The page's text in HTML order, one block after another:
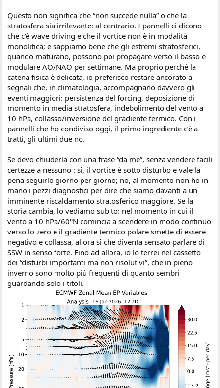
Questo non significa che “non succede nulla” o che la
stratosfera sia irrilevante: al contrario. I pannelli ci dicono
che c’è wave driving e che il vortice non è in modalità
monolitica; e sappiamo bene che gli estremi stratosferici,
quando maturano, possono poi propagare verso il basso e
modulare AO/NAO per settimane. Ma proprio perché la
catena fisica è delicata, io preferisco restare ancorato ai
segnali che, in climatologia, accompagnano davvero gli
eventi maggiori: persistenza del forcing, deposizione di
momento in media stratosfera, indebolimento del vento a
10 hPa, collasso/inversione del gradiente termico. Con i
pannelli che ho condiviso oggi, il primo ingrediente c’è a
tratti, gli ultimi due no.
Se devo chiuderla con una frase “da me”, senza vendere facili
certezze a nessuno : sì, il vortice è sotto disturbo e vale la
pena seguirlo giorno per giorno; no, al momento non ho in
mano i pezzi diagnostici per dire che siamo davanti a un
imminente riscaldamento stratosferico maggiore. Se la
storia cambia, lo vediamo subito: nel momento in cui il
vento a 10 hPa/60°N comincia a scendere in modo continuo
verso lo zero e il gradiente termico polare smette di essere
negativo e collassa, allora sì che diventa sensato parlare di
SSW in senso forte. Fino ad allora, io lo terrei nel cassetto
dei “disturbi importanti ma non risolutivi”, che in pieno
inverno sono molto più frequenti di quanto sembri
guardando solo i titoli.